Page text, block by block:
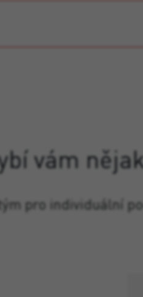
vám
pro individuální